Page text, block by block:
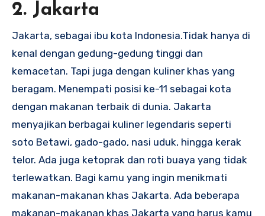
2. Jakarta
Jakarta, sebagai ibu kota Indonesia.Tidak hanya di
kenal dengan gedung-gedung tinggi dan
kemacetan. Tapi juga dengan kuliner khas yang
beragam. Menempati posisi ke-11 sebagai kota
dengan makanan terbaik di dunia. Jakarta
menyajikan berbagai kuliner legendaris seperti
soto Betawi, gado-gado, nasi uduk, hingga kerak
telor. Ada juga ketoprak dan roti buaya yang tidak
terlewatkan. Bagi kamu yang ingin menikmati
makanan-makanan khas Jakarta. Ada beberapa
makanan-makanan khas Jakarta yang harus kamu